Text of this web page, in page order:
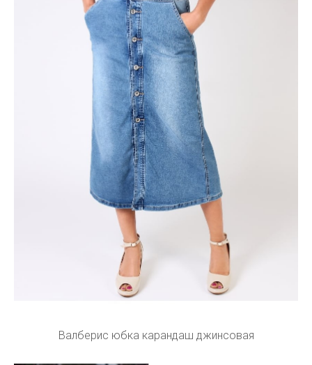
Валберис юбка карандаш джинсовая